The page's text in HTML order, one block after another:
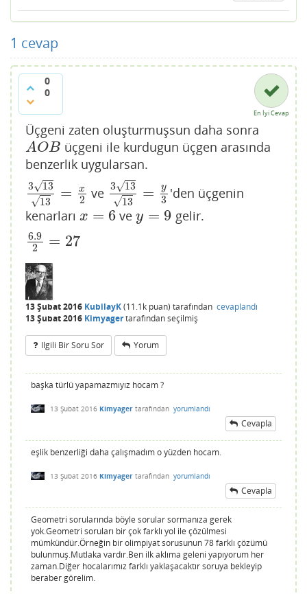
1 cevap
0
0
En İyi Cevap
Üçgeni zaten oluşturmuşsun daha sonra
AOB
AOB
üçgeni ile kurdugun üçgen arasında
benzerlik uygularsan.
3 13
√
13
√ = x
2
31313 =x 2 ve 3 13
√
13
√ = y
3
31313 =y 3 'den üçgenin
kenarları x = 6
x= 6 vey = 9
y=9 gelir.
6.9
2
= 27
6.92 =27
13 Şubat 2016 KubilayK(11.1k puan) tarafından cevaplandı
13 Şubat 2016 Kimyagertarafındanseçilmiş
Ilgili Bir Soru Sor Yorum
başka türlü yapamazmıyız hocam ?
13 Şubat 2016 Kimyager tarafından yorumlandı
Cevapla
eşlik benzerliği daha çalışmadım o yüzden hocam.
13 Şubat 2016 Kimyager tarafından yorumlandı
Cevapla
Geometri sorularında böyle sorular sormanıza gerek
yok.Geometri soruları bir çok farklı yol ile çözülmesi
mümkündür.Örneğin bir olimpiyat sorusunun 78 farklı çözümü
bulunmuş.Mutlaka vardır.Ben ilk aklıma geleni yapıyorum her
zaman.Diğer hocalarımız farklı yaklaşacaktır soruya bekleyip
beraber görelim.